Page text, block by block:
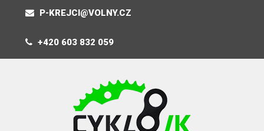
P-KREJCI@VOLNY.CZ
+420 603 832 059